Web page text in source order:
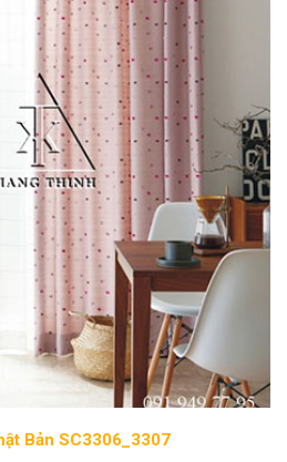
Bản SC3306_3307